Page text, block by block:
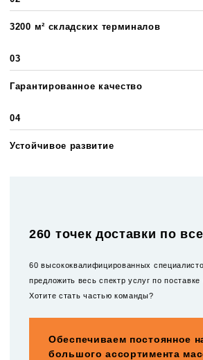
3200 м² складских терминалов
03
Гарантированное качество
04
Устойчивое развитие
260 точек доставки по
60 высококвалифицированных
предложить весь спектр услуг по поставке
Хотите стать частью команды?
Обеспечиваем постоянное
большого ассортимента